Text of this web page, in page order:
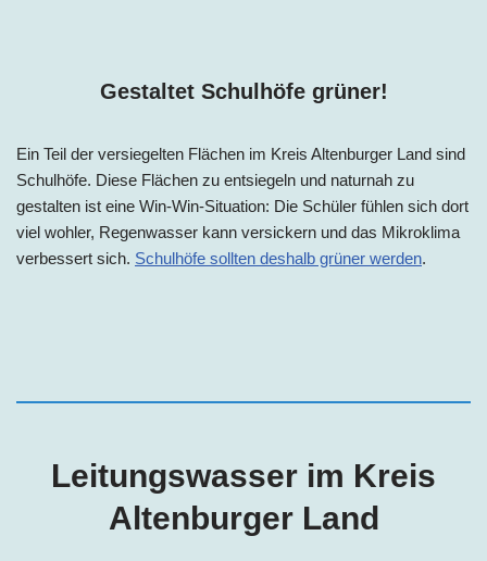
Gestaltet Schulhöfe grüner!
Ein Teil der versiegelten Flächen im Kreis Altenburger Land sind
Schulhöfe. Diese Flächen zu entsiegeln und naturnah zu
gestalten ist eine Win-Win-Situation: Die Schüler fühlen sich dort
viel wohler, Regenwasser kann versickern und das Mikroklima
verbessert sich. Schulhöfe sollten deshalb grüner werden.
Leitungswasser im Kreis
Altenburger Land